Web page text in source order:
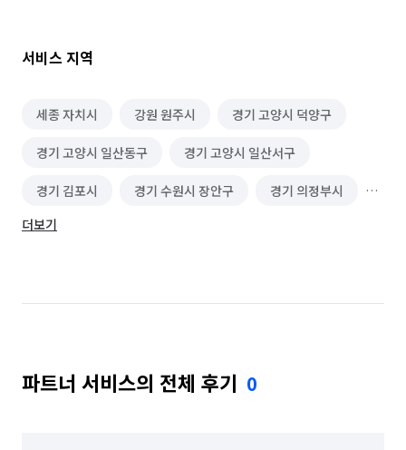
서비스 지역
세종 자치시 강원 원주시 경기 고양시 덕양구
경기 고양시 일산동구 경기 고양시 일산서구
경기 김포시 경기 수원시 장안구 경기 의정부시
경기 파주시
서울 서대문구 서울 양천구 서울 영등포구
인천 서구 경기 화성시 동탄구
더보기
파트너 서비스의 전체 후기 0